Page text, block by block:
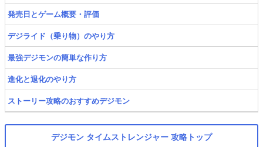
発売日とゲーム概要・評価
デジライド（乗り物）のやり方
最強デジモンの簡単な作り方
進化と退化のやり方
ストーリー攻略のおすすめデジモン
デジモン タイムストレンジャー 攻略トップ